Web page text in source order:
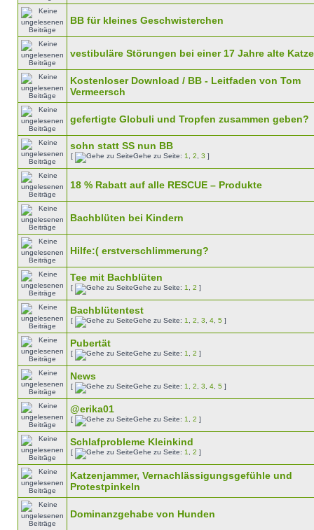
BB für kleines Geschwisterchen
vestibuläre Störungen bei einer 17 Jahre alte Katze
Kostenloser Download / BB - Leitfaden von Tom
Vermeersch
gefertigte Globuli und Tropfen zusammen geben?
sohn statt SS nun BB
[ Gehe zu Seite: 1 2 3 ]
18 % Rabatt auf alle RESCUE – Produkte
Bachblüten bei Kindern
Hilfe:( erstverschlimmerung?
Tee mit Bachblüten
[ Gehe zu Seite: 1 2 ]
Bachblütentest
[ Gehe zu Seite: 1 2 3 4 5 ]
Pubertät
[ Gehe zu Seite: 1 2 ]
News
[ Gehe zu Seite: 1 2 3 4 5 ]
@erika01
[ Gehe zu Seite: 1 2 ]
Schlafprobleme Kleinkind
[ Gehe zu Seite: 1 2 ]
Katzenjammer, Vernachlässigungsgefühle und
Protestpinkeln
Dominanzgehabe von Hunden